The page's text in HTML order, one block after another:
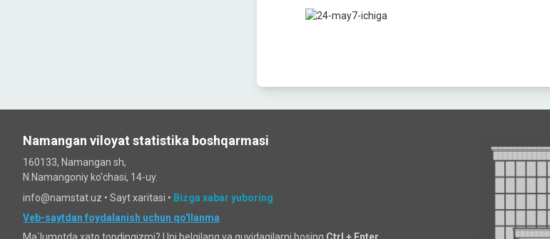
Namangan viloyat statistika boshqarmasi
160133, Namangan sh,
N.Namangoniy ko'chasi, 14-uy.
info@namstat.uz • Sayt xaritasi • Bizga xabar yuboring
Veb-saytdan foydalanish uchun qo'llanma